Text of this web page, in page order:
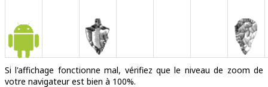
Si l'affichage fonctionne mal, vérifiez que le niveau de zoom de
votre navigateur est bien à 100%.